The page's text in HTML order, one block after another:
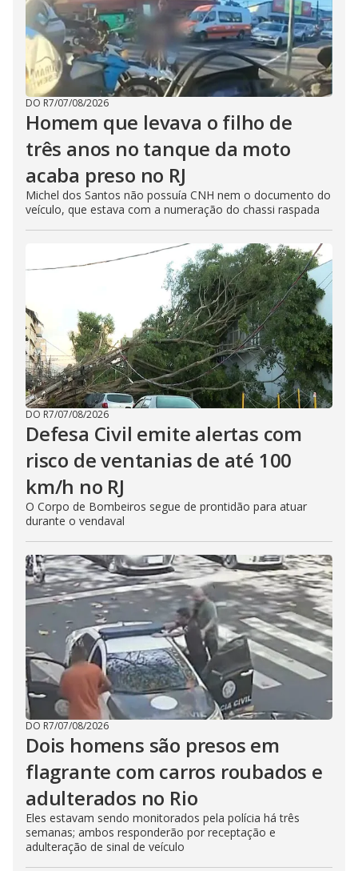
DO R7/07/08/2026
Homem que levava o filho de
três anos no tanque da moto
acaba preso no RJ
Michel dos Santos não possuía CNH nem o documento do
veículo, que estava com a numeração do chassi raspada
DO R7/07/08/2026
Defesa Civil emite alertas com
risco de ventanias de até 100
km/h no RJ
O Corpo de Bombeiros segue de prontidão para atuar
durante o vendaval
DO R7/07/08/2026
Dois homens são presos em
flagrante com carros roubados e
adulterados no Rio
Eles estavam sendo monitorados pela polícia há três
semanas; ambos responderão por receptação e
adulteração de sinal de veículo